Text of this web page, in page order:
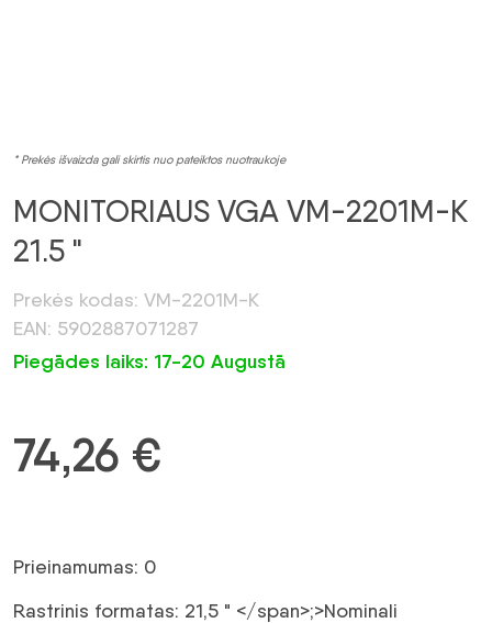
* Prekės išvaizda gali skirtis nuo pateiktos nuotraukoje
MONITORIAUS VGA VM-2201M-K
21.5 "
Prekės kodas: VM-2201M-K
EAN: 5902887071287
Piegādes laiks: 17-20 Augustā
74,26 €
Prieinamumas: 0
Rastrinis formatas: 21,5 " </span>;>Nominali